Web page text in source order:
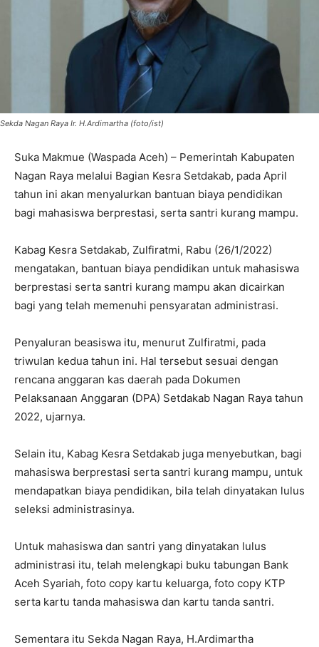
Sekda Nagan Raya Ir. H.Ardimartha (foto/ist)
Suka Makmue (Waspada Aceh) – Pemerintah Kabupaten
Nagan Raya melalui Bagian Kesra Setdakab, pada April
tahun ini akan menyalurkan bantuan biaya pendidikan
bagi mahasiswa berprestasi, serta santri kurang mampu.
Kabag Kesra Setdakab, Zulfiratmi, Rabu (26/1/2022)
mengatakan, bantuan biaya pendidikan untuk mahasiswa
berprestasi serta santri kurang mampu akan dicairkan
bagi yang telah memenuhi pensyaratan administrasi.
Penyaluran beasiswa itu, menurut Zulfiratmi, pada
triwulan kedua tahun ini. Hal tersebut sesuai dengan
rencana anggaran kas daerah pada Dokumen
Pelaksanaan Anggaran (DPA) Setdakab Nagan Raya tahun
2022, ujarnya.
Selain itu, Kabag Kesra Setdakab juga menyebutkan, bagi
mahasiswa berprestasi serta santri kurang mampu, untuk
mendapatkan biaya pendidikan, bila telah dinyatakan lulus
seleksi administrasinya.
Untuk mahasiswa dan santri yang dinyatakan lulus
administrasi itu, telah melengkapi buku tabungan Bank
Aceh Syariah, foto copy kartu keluarga, foto copy KTP
serta kartu tanda mahasiswa dan kartu tanda santri.
Sementara itu Sekda Nagan Raya, H.Ardimartha